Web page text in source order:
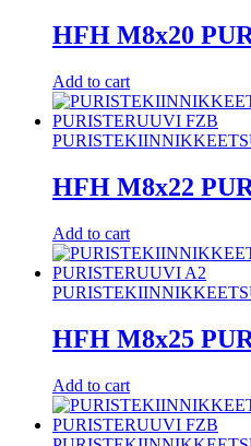
HFH M8x20
Add to cart
PURISTEKIINNIKKEET
HFH M8x22
Add to cart
PURISTEKIINNIKKEET
HFH M8x25
Add to cart